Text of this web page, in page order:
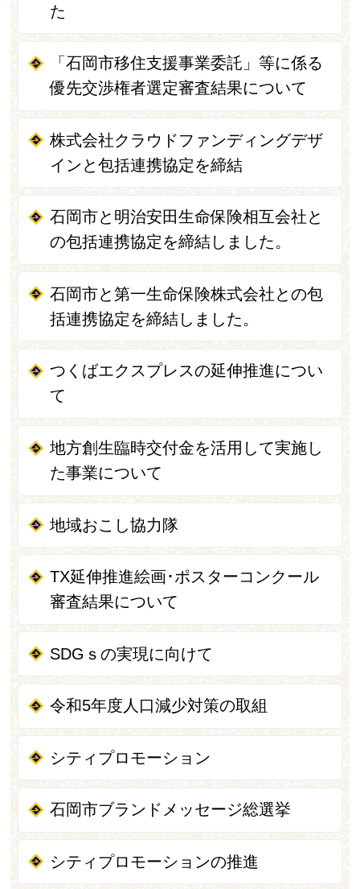
た
「石岡市移住支援事業委託」等に係る
優先交渉権者選定審査結果について
株式会社クラウドファンディングデザ
インと包括連携協定を締結
石岡市と明治安田生命保険相互会社と
の包括連携協定を締結しました。
石岡市と第一生命保険株式会社との包
括連携協定を締結しました。
つくばエクスプレスの延伸推進につい
て
地方創生臨時交付金を活用して実施し
た事業について
地域おこし協力隊
TX延伸推進絵画･ポスターコンクール
審査結果について
SDGｓの実現に向けて
令和5年度人口減少対策の取組
シティプロモーション
石岡市ブランドメッセージ総選挙
シティプロモーションの推進